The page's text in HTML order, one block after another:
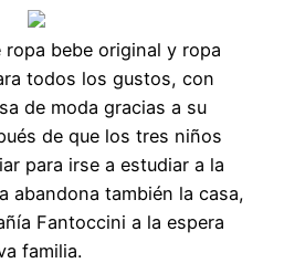
ropa bebe original y ropa
todos los gustos, con
de moda gracias a su
de que los tres niños
para irse a estudiar a la
abandona también la casa,
Fantoccini a la espera
familia.